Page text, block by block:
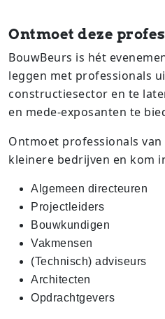
Ontmoet deze
BouwBeurs is hét
leggen met professionals
constructiesector en te
en mede-exposanten te
Ontmoet professionals
kleinere bedrijven en kom
Algemeen directeuren
Projectleiders
Bouwkundigen
Vakmensen
(Technisch) adviseurs
Architecten
Opdrachtgevers